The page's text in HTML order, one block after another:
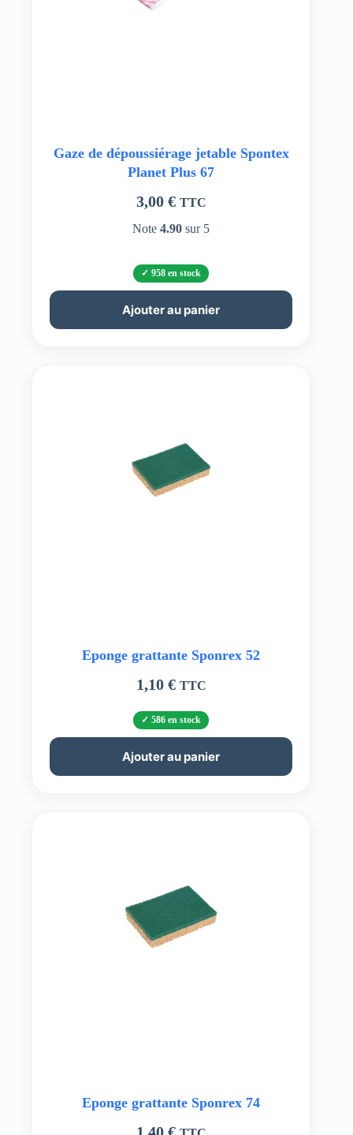
Gaze de dépoussiérage jetable Spontex
Planet Plus 67
3,00 € TTC
Note4.90 sur 5
958 en stock
Ajouter au panier
Eponge grattante Sponrex 52
1,10 € TTC
586 en stock
Ajouter au panier
Eponge grattante Sponrex 74